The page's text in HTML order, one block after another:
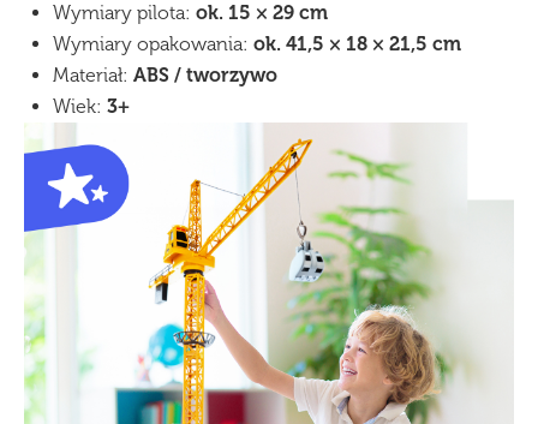
Wymiary pilota: ok. 15 × 29 cm
Wymiary opakowania: ok. 41,5 × 18 × 21,5 cm
Materiał: ABS / tworzywo
Wiek: 3+